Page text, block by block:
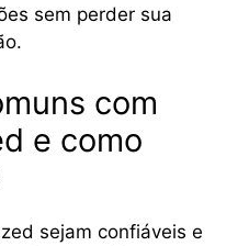
sem perder sua
com
e como
sejam confiáveis ​​e